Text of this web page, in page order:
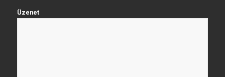
Üzenet